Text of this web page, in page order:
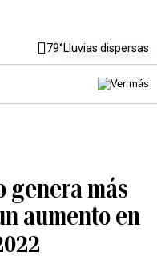
79°Lluvias dispersas
genera más
aumento en